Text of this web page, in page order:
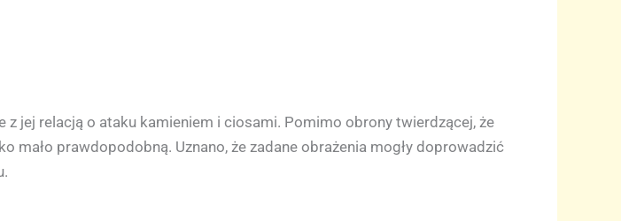
jej relacją o ataku kamieniem i ciosami. Pomimo obrony twierdzącej, że
mało prawdopodobną. Uznano, że zadane obrażenia mogły doprowadzić